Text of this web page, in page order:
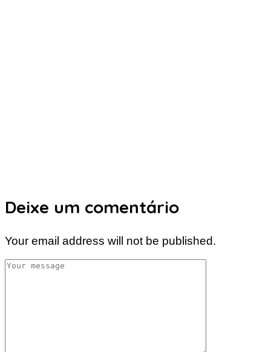
Deixe um comentário
Your email address will not be published.